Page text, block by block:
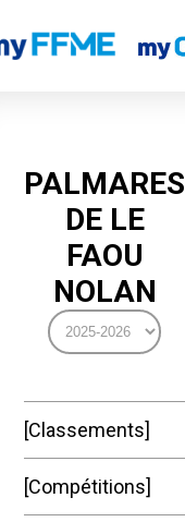
Classements
PALMARES
DE LE
FAOU
NOLAN
Classements
Compétitions